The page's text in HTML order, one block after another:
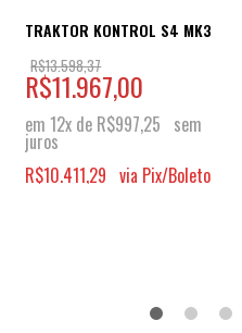
TRAKTOR KONTROL S4 MK3
R$13.598,37
R$11.967,00
em 12x de R$997,25 sem
juros
R$10.411,29 via Pix/Boleto